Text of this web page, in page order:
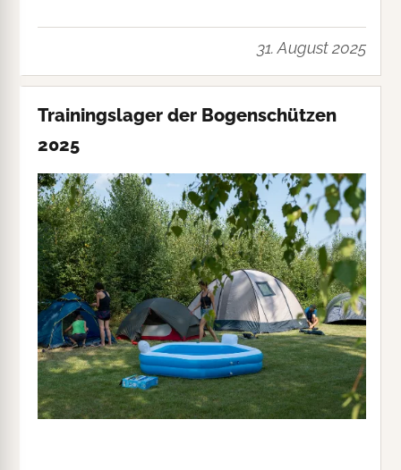
31. August 2025
Trainingslager der Bogenschützen
2025